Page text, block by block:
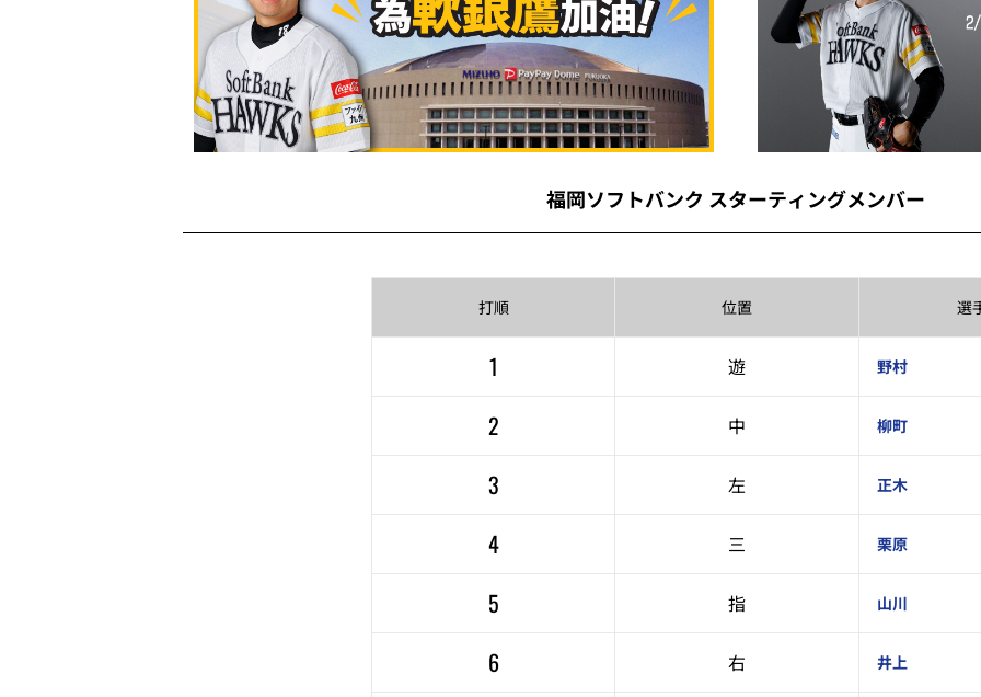
福岡ソフトバンク スターティングメンバー
打順 位置 選
1 遊 野村
2 中 柳町
3 左 正木
4 三 栗原
5 指 山川
6 右 井上